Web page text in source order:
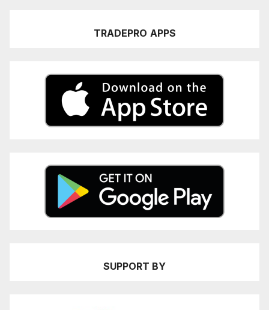
TRADEPRO APPS
SUPPORT BY